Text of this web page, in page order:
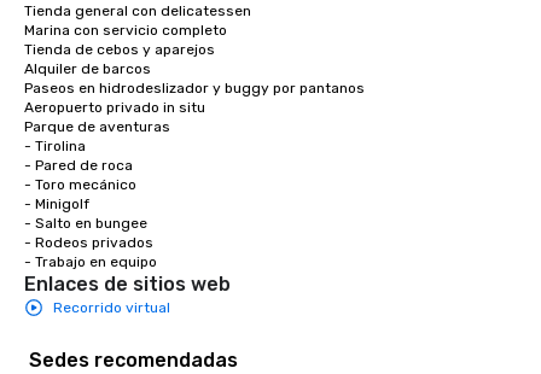
Tienda general con delicatessen
Marina con servicio completo
Tienda de cebos y aparejos
Alquiler de barcos
Paseos en hidrodeslizador y buggy por pantanos
Aeropuerto privado in situ
Parque de aventuras
- Tirolina
- Pared de roca
- Toro mecánico
- Minigolf
- Salto en bungee
- Rodeos privados
- Trabajo en equipo
Enlaces de sitios web
Recorrido virtual
Sedes recomendadas